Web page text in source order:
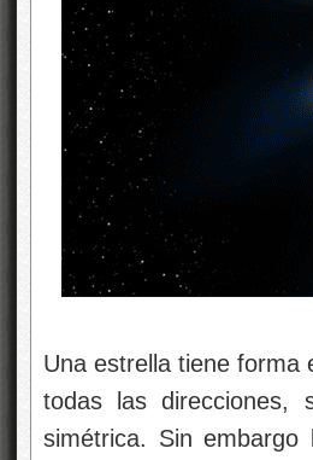
Una estrella tiene forma
todas las direcciones,
simétrica. Sin